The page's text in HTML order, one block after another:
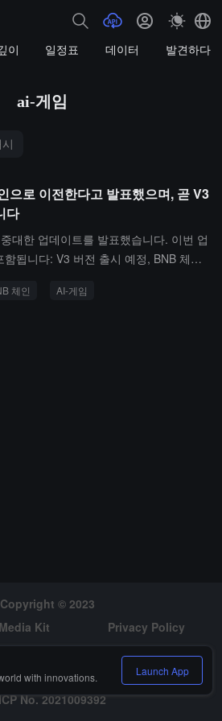
이 일정표 데이터 발견하다
ai-게임
로 이전한다고 발표했으며, 곧 V3
다
대한 업데이트를 발표했습니다. 이번 업
됩니다: V3 버전 출시 예정, BNB 체인
너 인센티브 등.Kingnet AI는 SmileCob
체인 AI-게임
Copyright © 2023
Media Kit
Privacy Policy
No. 2021009392
with innovations. Launch App